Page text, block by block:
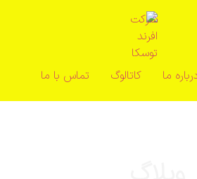
ما کاتالوگ تماس با ما